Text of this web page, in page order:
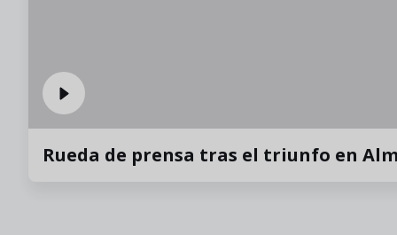
Rueda de prensa tras el triunfo en